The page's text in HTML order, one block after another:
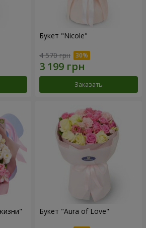
Букет "Nicole"
4 570 грн
Заказать
Букет "Aura of Love"